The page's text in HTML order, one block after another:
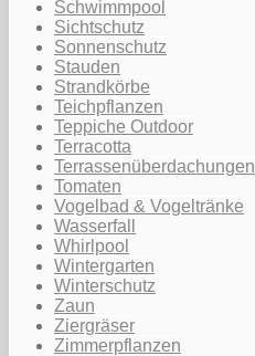
Schwimmpool
Sichtschutz
Sonnenschutz
Stauden
Strandkörbe
Teichpflanzen
Teppiche Outdoor
Terracotta
Terrassenüberdachungen
Tomaten
Vogelbad & Vogeltränke
Wasserfall
Whirlpool
Wintergarten
Winterschutz
Zaun
Ziergräser
Zimmerpflanzen